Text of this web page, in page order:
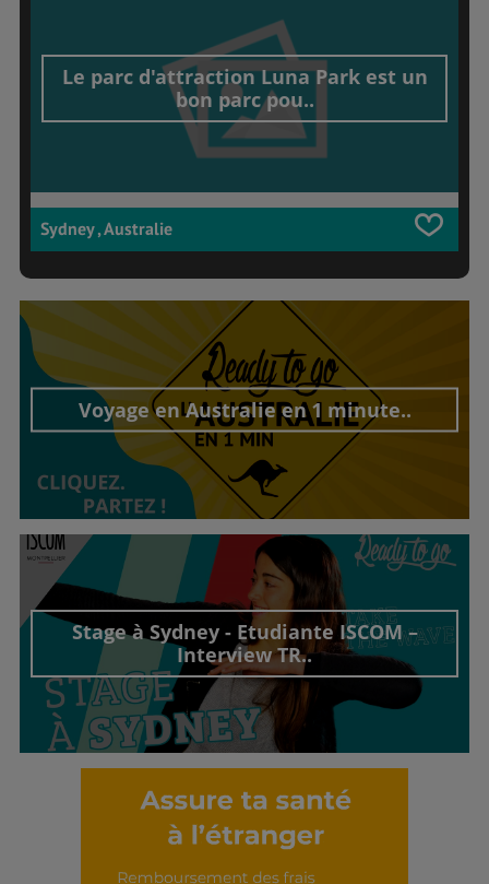
Le parc d'attraction Luna Park est un
bon parc pou..
Sydney , Australie
Voyage en Australie en 1 minute..
Découvrir cet interview
Stage à Sydney - Etudiante ISCOM –
Interview TR..
Découvrir cet interview